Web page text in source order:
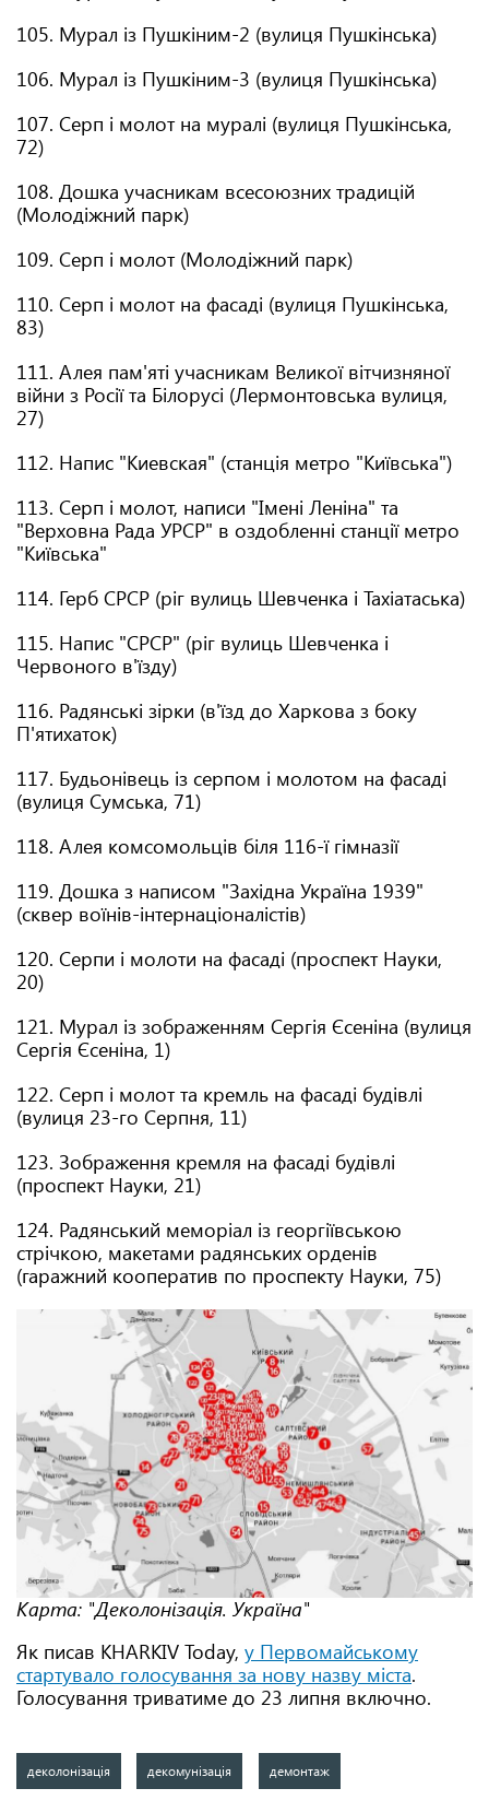
105. Мурал із Пушкіним-2 (вулиця Пушкінська)
106. Мурал із Пушкіним-3 (вулиця Пушкінська)
107. Серп і молот на муралі (вулиця Пушкінська,
72)
108. Дошка учасникам всесоюзних традицій
(Молодіжний парк)
109. Серп і молот (Молодіжний парк)
110. Серп і молот на фасаді (вулиця Пушкінська,
83)
111. Алея пам'яті учасникам Великої вітчизняної
війни з Росії та Білорусі (Лермонтовська вулиця,
27)
112. Напис "Киевская" (станція метро "Київська")
113. Серп і молот, написи "Імені Леніна" та
"Верховна Рада УРСР" в оздобленні станції метро
"Київська"
114. Герб СРСР (ріг вулиць Шевченка і Тахіатаська)
115. Напис "СРСР" (ріг вулиць Шевченка і
Червоного в'їзду)
116. Радянські зірки (в'їзд до Харкова з боку
П'ятихаток)
117. Будьонівець із серпом і молотом на фасаді
(вулиця Сумська, 71)
118. Алея комсомольців біля 116-ї гімназії
119. Дошка з написом "Західна Україна 1939"
(сквер воїнів-інтернаціоналістів)
120. Серпи і молоти на фасаді (проспект Науки,
20)
121. Мурал із зображенням Сергія Єсеніна (вулиця
Сергія Єсеніна, 1)
122. Серп і молот та кремль на фасаді будівлі
(вулиця 23-го Серпня, 11)
123. Зображення кремля на фасаді будівлі
(проспект Науки, 21)
124. Радянський меморіал із георгіївською
стрічкою, макетами радянських орденів
(гаражний кооператив по проспекту Науки, 75)
Карта: "Деколонізація. Україна"
Як писав KHARKIV Today, у Первомайському
стартувало голосування за нову назву міста.
Голосування триватиме до 23 липня включно.
деколонізація декомунізація демонтаж